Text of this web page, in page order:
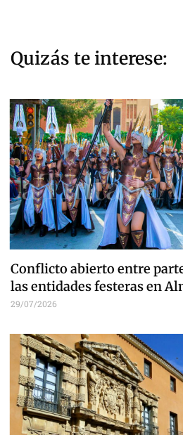
Quizás te interese:
Conflicto abierto entre
las entidades festeras en
29/07/2026